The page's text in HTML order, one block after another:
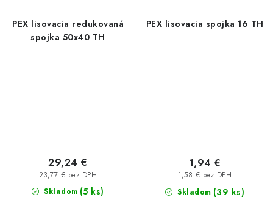
PEX lisovacia redukovaná
spojka 50x40 TH
Skladom (5 ks)
23,77 € bez DPH
29,24 €
PEX lisovacia spojka 16 TH
Skladom (39 ks)
1,58 € bez DPH
1,94 €